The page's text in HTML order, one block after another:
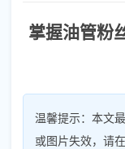
掌握油管粉
温馨提示：本文
或图片失效，请